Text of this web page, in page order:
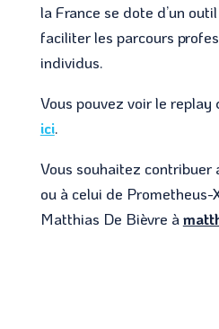
la France se dote d’un
faciliter les parcours
individus.
Vous pouvez voir le replay
ici.
Vous souhaitez contribuer
ou à celui de Prometheus-
Matthias De Bièvre à